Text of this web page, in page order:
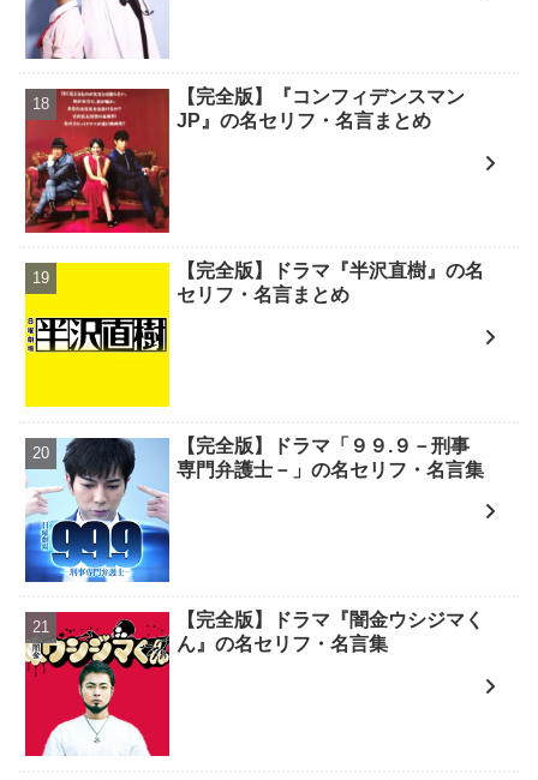
【完全版】『コンフィデンスマン
JP』の名セリフ・名言まとめ
【完全版】ドラマ『半沢直樹』の名
セリフ・名言まとめ
【完全版】ドラマ「９９.９－刑事
専門弁護士－」の名セリフ・名言集
【完全版】ドラマ『闇金ウシジマく
ん』の名セリフ・名言集